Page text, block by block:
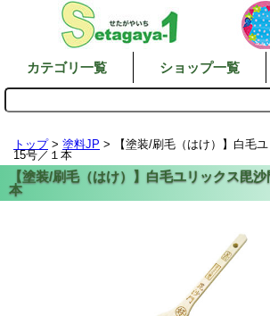
カテゴリ一覧 ショップ一覧
トップ> 塗料JP > 【塗装/刷毛（はけ）】白毛
15号／１本